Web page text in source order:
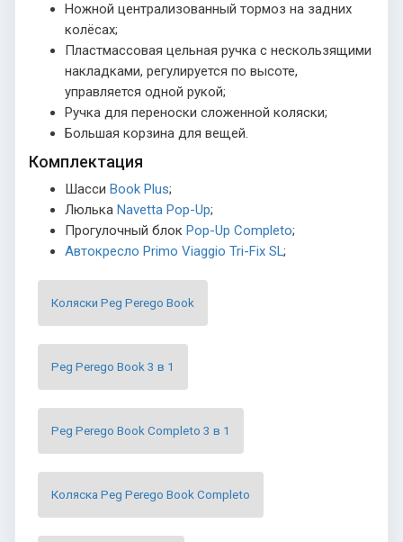
Ножной централизованный тормоз на задних
колёсах;
Пластмассовая цельная ручка с нескользящими
накладками, регулируется по высоте,
управляется одной рукой;
Ручка для переноски сложенной коляски;
Большая корзина для вещей.
Комплектация
Шасси Book Plus;
Люлька Navetta Pop-Up;
Прогулочный блок Pop-Up Completo;
Автокресло Primo Viaggio Tri-Fix SL;
Коляски Peg Perego Book
Peg Perego Book 3 в 1
Peg Perego Book Completo 3 в 1
Коляска Peg Perego Book Completo